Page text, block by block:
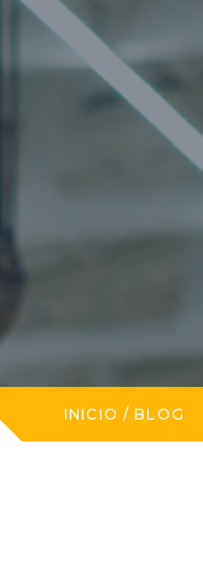
INICIO / BLOG